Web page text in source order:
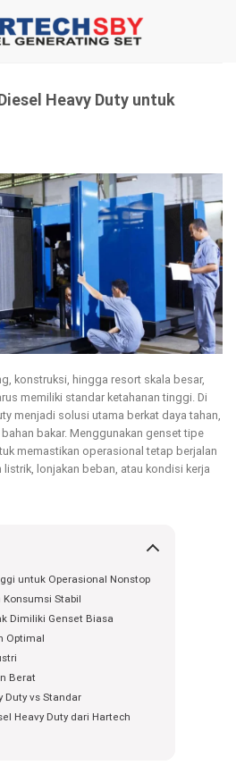
Heavy Duty untuk
konstruksi, hingga resort skala besar,
memiliki standar ketahanan tinggi. Di
menjadi solusi utama berkat daya tahan,
bakar. Menggunakan genset tipe
memastikan operasional tetap berjalan
lonjakan beban, atau kondisi kerja
untuk Operasional Nonstop
Konsumsi Stabil
Dimiliki Genset Biasa
Optimal
Berat
Duty vs Standar
Heavy Duty dari Hartech